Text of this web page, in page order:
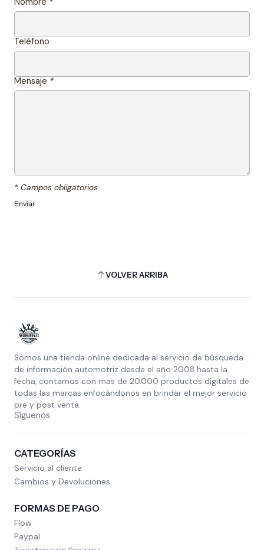
Teléfono
Mensaje *
* Campos obligatorios
VOLVER ARRIBA
Somos una tienda online dedicada al servicio de búsqueda
de información automotriz desde el año 2008 hasta la
fecha, contamos con mas de 20.000 productos digitales de
todas las marcas enfocándonos en brindar el mejor servicio
pre y post venta.
Síguenos
CATEGORÍAS
Servicio al cliente
Cambios y Devoluciones
FORMAS DE PAGO
Flow
Paypal